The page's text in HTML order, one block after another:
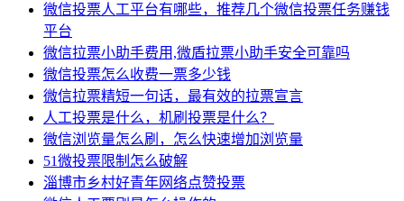
微信投票人工平台有哪些，推荐几个微信投票任务赚钱
平台
微信拉票小助手费用,微盾拉票小助手安全可靠吗
微信投票怎么收费一票多少钱
微信拉票精短一句话，最有效的拉票宣言
人工投票是什么，机刷投票是什么？
微信浏览量怎么刷，怎么快速增加浏览量
51微投票限制怎么破解
淄博市乡村好青年网络点赞投票